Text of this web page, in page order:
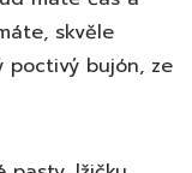
skvěle
poctivý bujón, ze